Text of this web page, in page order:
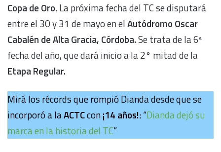
Copa de Oro. La próxima fecha del TC se disputará
entre el 30 y 31 de mayo en elAutódromo Oscar
Cabalén de Alta Gracia, Córdoba.Se trata de la 6ª
fecha del año, que dará inicio a la 2° mitad de la
Etapa Regular.
Mirá los récords que rompió Dianda desde que se
incorporó a laACTCcon¡14 años!: “Dianda dejó su
marca en la historia del TC”